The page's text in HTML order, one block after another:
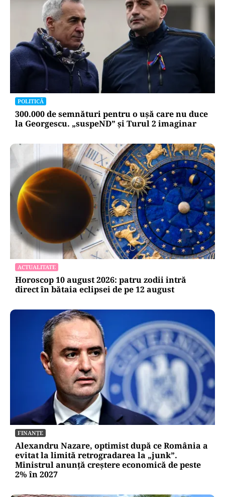
POLITICĂ
300.000 de semnături pentru o ușă care nu duce
la Georgescu. „suspeND” și Turul 2 imaginar
ACTUALITATE
Horoscop 10 august 2026: patru zodii intră
direct în bătaia eclipsei de pe 12 august
FINANȚE
Alexandru Nazare, optimist după ce România a
evitat la limită retrogradarea la „junk”.
Ministrul anunță creștere economică de peste
2% în 2027